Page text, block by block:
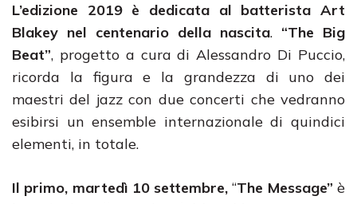
L’edizione 2019 è dedicata al batterista Art
Blakey nel centenario della nascita. “The Big
Beat”, progetto a cura di Alessandro Di Puccio,
ricorda la figura e la grandezza di uno dei
maestri del jazz con due concerti che vedranno
esibirsi un ensemble internazionale di quindici
elementi, in totale.
Il primo, martedì 10 settembre, “The Message”è